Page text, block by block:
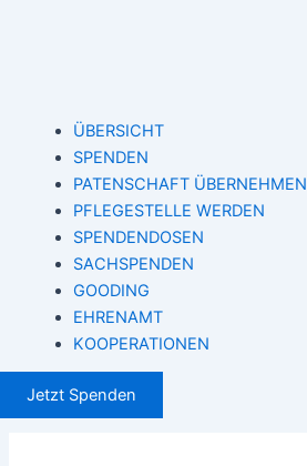
ÜBERSICHT
SPENDEN
PATENSCHAFT ÜBERNEHMEN
PFLEGESTELLE WERDEN
SPENDENDOSEN
SACHSPENDEN
GOODING
EHRENAMT
KOOPERATIONEN
Jetzt Spenden